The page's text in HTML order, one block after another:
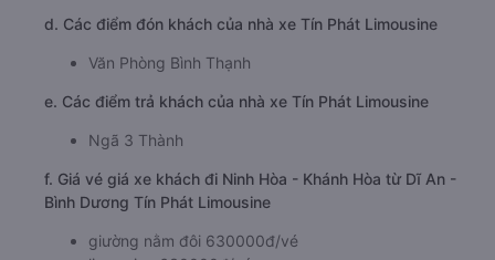
d. Các điểm đón khách của nhà xe Tín Phát Limousine
Văn Phòng Bình Thạnh
e. Các điểm trả khách của nhà xe Tín Phát Limousine
Ngã 3 Thành
f. Giá vé giá xe khách đi Ninh Hòa - Khánh Hòa từ Dĩ An -
Bình Dương Tín Phát Limousine
giường nằm đôi 630000đ/vé